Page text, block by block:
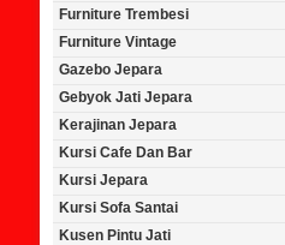
Furniture Trembesi
Furniture Vintage
Gazebo Jepara
Gebyok Jati Jepara
Kerajinan Jepara
Kursi Cafe Dan Bar
Kursi Jepara
Kursi Sofa Santai
Kusen Pintu Jati